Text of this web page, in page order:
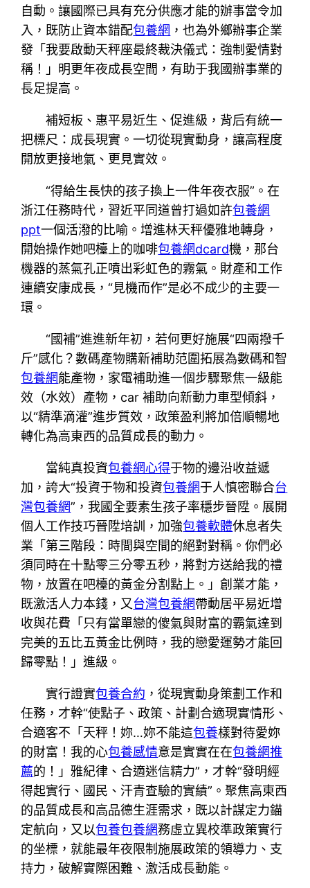
自動。讓國際已具有充分供應才能的辦事當令加
入，既防止資本錯配包養網 ，也為外鄉辦事企業
發「我要啟動天秤座最終裁決儀式：強制愛情對
稱！」明更年夜成長空間，有助于我國辦事業的
長足提高。
補短板、惠平易近生、促進級，背后有統一
把標尺：成長現實。一切從現實動身，讓高程度
開放更接地氣、更見實效。
“得給生長快的孩子換上一件年夜衣服”。在
浙江任務時代，習近平同道曾打過如許包養網
ppt一個活潑的比喻。增進林天秤優雅地轉身，
開始操作她吧檯上的咖啡包養網dcard機，那台
機器的蒸氣孔正噴出彩虹色的霧氣。財產和工作
連續安康成長，“見機而作”是必不成少的主要一
環。
“國補”進進新年初，若何更好施展“四兩撥千
斤”感化？數碼產物購新補助范圍拓展為數碼和智
包養網能產物，家電補助進一個步驟聚焦一級能
效（水效）產物，car 補助向新動力車型傾斜，
以“精準滴灌”進步質效，政策盈利將加倍順暢地
轉化為高東西的品質成長的動力。
當純真投資包養網心得于物的邊沿收益遞
加，誇大“投資于物和投資包養網于人慎密聯合台
灣包養網”，我國全要素生孩子率穩步晉陞。展開
個人工作技巧晉陞培訓，加強包養軟體休息者失
業「第三階段：時間與空間的絕對對稱。你們必
須同時在十點零三分零五秒，將對方送給我的禮
物，放置在吧檯的黃金分割點上。」創業才能，
既激活人力本錢，又台灣包養網帶動居平易近增
收與花費「只有當單戀的傻氣與財富的霸氣達到
完美的五比五黃金比例時，我的戀愛運勢才能回
歸零點！」進級。
實行證實包養合約 ，從現實動身策劃工作和
任務，才幹“使點子、政策、計劃合適現實情形、
合適客不「天秤！妳…妳不能這包養樣對待愛妳
的財富！我的心包養感情意是實實在在包養網推
薦的！」雅紀律、合適迷信精力”，才幹“發明經
得起實行、國民、汗青查驗的實績”。聚焦高東西
的品質成長和高品德生涯需求，既以計謀定力錨
定航向，又以包養包養網務虛立異校準政策實行
的坐標，就能最年夜限制施展政策的領導力、支
持力，破解實際困難、激活成長動能。